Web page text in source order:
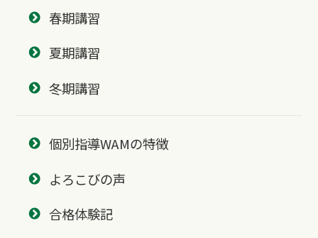
春期講習
夏期講習
冬期講習
個別指導WAMの特徴
よろこびの声
合格体験記